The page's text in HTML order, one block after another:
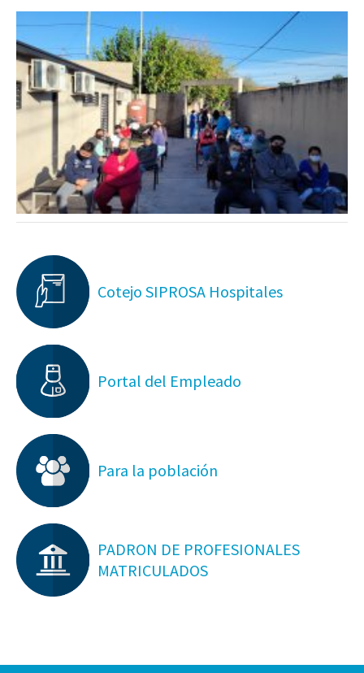
Cotejo SIPROSA Hospitales
Portal del Empleado
Para la población
PADRON DE PROFESIONALES
MATRICULADOS